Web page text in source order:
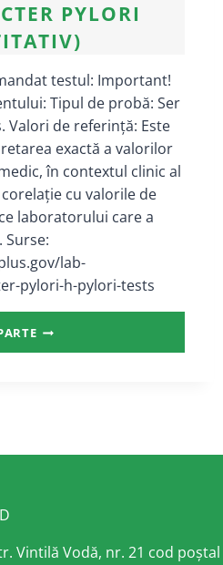
PYLORI
testul: Important!
Tipul de probă: Ser
Valori de referință: Este
exactă a valorilor
în contextul clinic al
cu valorile de
laboratorului care a
Surse:
lab-
pylori-h-pylori-tests
ANTICORPI
Vintilă Vodă, nr. 21 cod poștal